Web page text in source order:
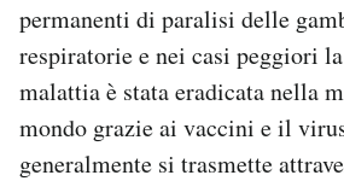
permanenti di paralisi delle
respiratorie e nei casi peggiori
malattia è stata eradicata nella
mondo grazie ai vaccini e il
generalmente si trasmette